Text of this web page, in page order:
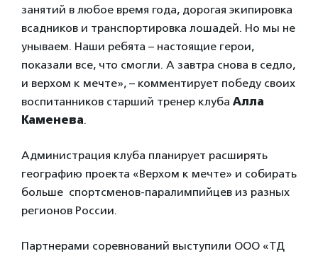
занятий в любое время года, дорогая экипировка
всадников и транспортировка лошадей. Но мы не
унываем. Наши ребята – настоящие герои,
показали все, что смогли. А завтра снова в седло,
и верхом к мечте», – комментирует победу своих
воспитанников старший тренер клуба Алла
Каменева.
Администрация клуба планирует расширять
географию проекта «Верхом к мечте» и собирать
больше спортсменов-паралимпийцев из разных
регионов России.
Партнерами соревнований выступили ООО «ТД